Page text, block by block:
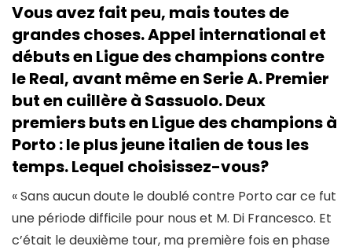
Vous avez fait peu, mais toutes de
grandes choses. Appel international et
débuts en Ligue des champions contre
le Real, avant même en Serie A. Premier
but en cuillère à Sassuolo. Deux
premiers buts en Ligue des champions à
Porto : le plus jeune italien de tous les
temps. Lequel choisissez-vous?
« Sans aucun doute le doublé contre Porto car ce fut
une période difficile pour nous et M. Di Francesco. Et
c’était le deuxième tour, ma première fois en phase